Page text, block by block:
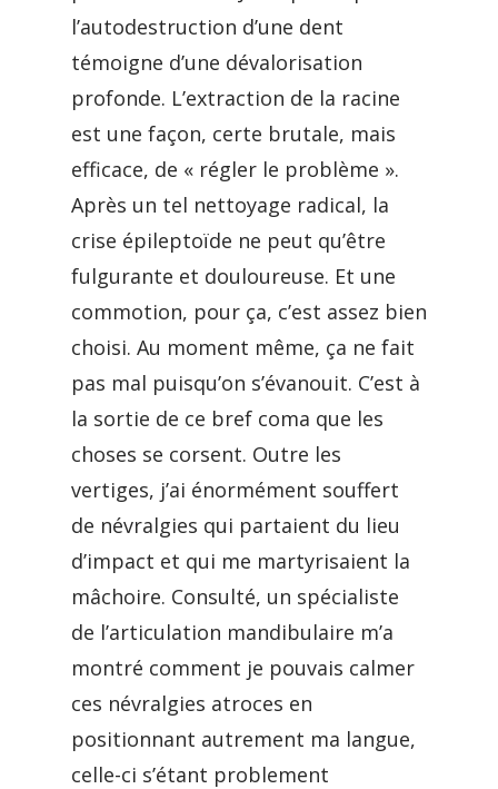
l’autodestruction d’une dent
témoigne d’une dévalorisation
profonde. L’extraction de la racine
est une façon, certe brutale, mais
efficace, de « régler le problème ».
Après un tel nettoyage radical, la
crise épileptoïde ne peut qu’être
fulgurante et douloureuse. Et une
commotion, pour ça, c’est assez bien
choisi. Au moment même, ça ne fait
pas mal puisqu’on s’évanouit. C’est à
la sortie de ce bref coma que les
choses se corsent. Outre les
vertiges, j’ai énormément souffert
de névralgies qui partaient du lieu
d’impact et qui me martyrisaient la
mâchoire. Consulté, un spécialiste
de l’articulation mandibulaire m’a
montré comment je pouvais calmer
ces névralgies atroces en
positionnant autrement ma langue,
celle-ci s’étant problement